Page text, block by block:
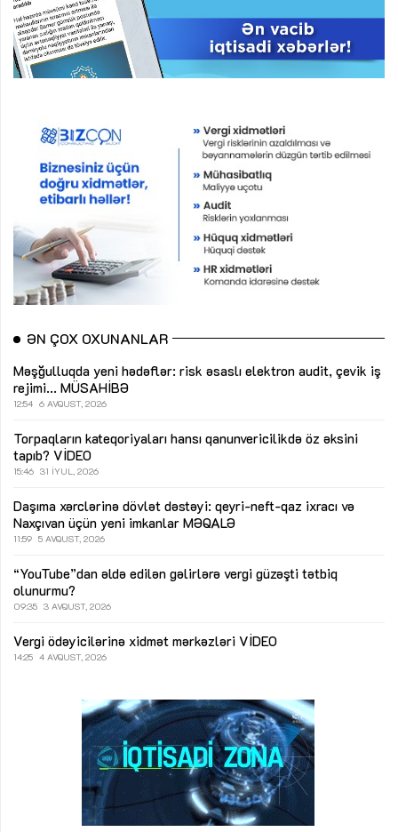
ƏN ÇOX OXUNANLAR
Məşğulluqda yeni hədəflər: risk əsaslı elektron audit, çevik iş
rejimi... MÜSAHİBƏ
12:54 6 AVQUST, 2026
Torpaqların kateqoriyaları hansı qanunvericilikdə öz əksini
tapıb? VİDEO
15:46 31 İYUL, 2026
Daşıma xərclərinə dövlət dəstəyi: qeyri-neft-qaz ixracı və
Naxçıvan üçün yeni imkanlar MƏQALƏ
11:59 5 AVQUST, 2026
“YouTube”dan əldə edilən gəlirlərə vergi güzəşti tətbiq
olunurmu?
09:35 3 AVQUST, 2026
Vergi ödəyicilərinə xidmət mərkəzləri VİDEO
14:25 4 AVQUST, 2026